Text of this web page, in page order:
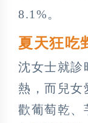
8.1%。
夏天狂吃
沈女士就診
熱，而兒女
歡葡萄乾、